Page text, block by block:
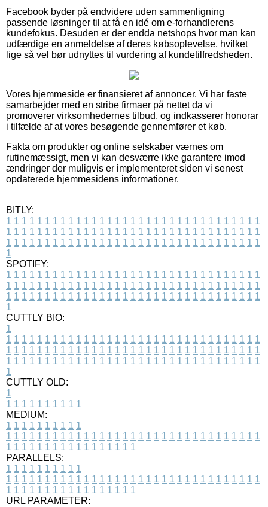
Facebook byder på endvidere uden sammenligning
passende løsninger til at få en idé om e-forhandlerens
kundefokus. Desuden er der endda netshops hvor man kan
udfærdige en anmeldelse af deres købsoplevelse, hvilket
lige så vel bør udnyttes til vurdering af kundetilfredsheden.
Vores hjemmeside er finansieret af annoncer. Vi har faste
samarbejder med en stribe firmaer på nettet da vi
promoverer virksomhedernes tilbud, og indkasserer honorar
i tilfælde af at vores besøgende gennemfører et køb.
Fakta om produkter og online selskaber værnes om
rutinemæssigt, men vi kan desværre ikke garantere imod
ændringer der muligvis er implementeret siden vi senest
opdaterede hjemmesidens informationer.
BITLY:
1 1 1 1 1 1 1 1 1 1 1 1 1 1 1 1 1 1 1 1 1 1 1 1 1 1 1 1 1 1 1 1 1
1 1 1 1 1 1 1 1 1 1 1 1 1 1 1 1 1 1 1 1 1 1 1 1 1 1 1 1 1 1 1 1 1
1 1 1 1 1 1 1 1 1 1 1 1 1 1 1 1 1 1 1 1 1 1 1 1 1 1 1 1 1 1 1 1 1
1
SPOTIFY:
1 1 1 1 1 1 1 1 1 1 1 1 1 1 1 1 1 1 1 1 1 1 1 1 1 1 1 1 1 1 1 1 1
1 1 1 1 1 1 1 1 1 1 1 1 1 1 1 1 1 1 1 1 1 1 1 1 1 1 1 1 1 1 1 1 1
1 1 1 1 1 1 1 1 1 1 1 1 1 1 1 1 1 1 1 1 1 1 1 1 1 1 1 1 1 1 1 1 1
1
CUTTLY BIO:
1
1 1 1 1 1 1 1 1 1 1 1 1 1 1 1 1 1 1 1 1 1 1 1 1 1 1 1 1 1 1 1 1 1
1 1 1 1 1 1 1 1 1 1 1 1 1 1 1 1 1 1 1 1 1 1 1 1 1 1 1 1 1 1 1 1 1
1 1 1 1 1 1 1 1 1 1 1 1 1 1 1 1 1 1 1 1 1 1 1 1 1 1 1 1 1 1 1 1 1
1
CUTTLY OLD:
1
1 1 1 1 1 1 1 1 1 1
MEDIUM:
1 1 1 1 1 1 1 1 1 1
1 1 1 1 1 1 1 1 1 1 1 1 1 1 1 1 1 1 1 1 1 1 1 1 1 1 1 1 1 1 1 1 1
1 1 1 1 1 1 1 1 1 1 1 1 1 1 1 1 1
PARALLELS:
1 1 1 1 1 1 1 1 1 1
1 1 1 1 1 1 1 1 1 1 1 1 1 1 1 1 1 1 1 1 1 1 1 1 1 1 1 1 1 1 1 1 1
1 1 1 1 1 1 1 1 1 1 1 1 1 1 1 1 1
URL PARAMETER: